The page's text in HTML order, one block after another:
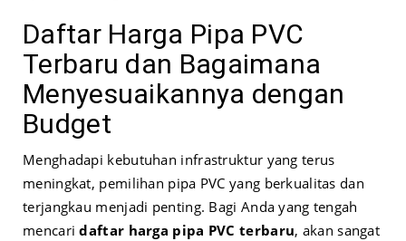
Daftar Harga Pipa PVC
Terbaru dan Bagaimana
Menyesuaikannya dengan
Budget
Menghadapi kebutuhan infrastruktur yang terus
meningkat, pemilihan pipa PVC yang berkualitas dan
terjangkau menjadi penting. Bagi Anda yang tengah
mencaridaftar harga pipa PVC terbaru, akan sangat